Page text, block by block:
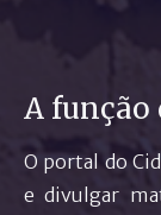
A função
O portal do
e divulgar